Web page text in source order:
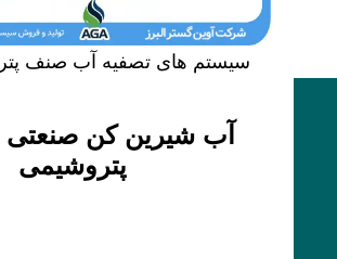
سیستم های تصفیه آب صنف
آب شیرین کن
پتروشیمی